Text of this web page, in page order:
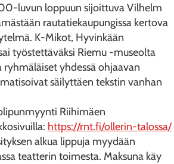
luvun loppuun sijoittuva Vilhelm
rautatiekaupungissa kertova
K-Mikot, Hyvinkään
työstettäväksi Riemu -museolta
yhdessä ohjaavan
säilyttäen tekstin vanhan
Riihimäen
https://rnt.fi/ollerin-talossa/
alkua lippuja myydään
teatterin toimesta. Maksuna käy